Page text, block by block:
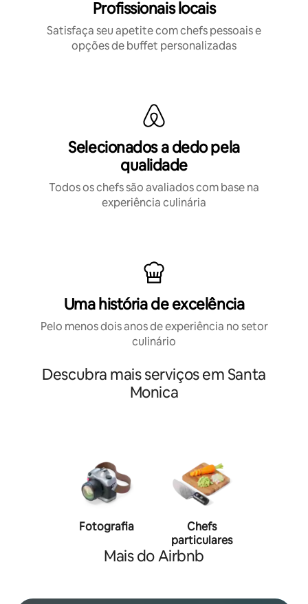
Profissionais locais
Satisfaça seu apetite com chefs pessoais e
opções de buffet personalizadas
Selecionados a dedo pela
qualidade
Todos os chefs são avaliados com base na
experiência culinária
Uma história de excelência
Pelo menos dois anos de experiência no setor
culinário
Descubra mais serviços em Santa
Monica
Fotografia
Chefs
particulares
Mais do Airbnb